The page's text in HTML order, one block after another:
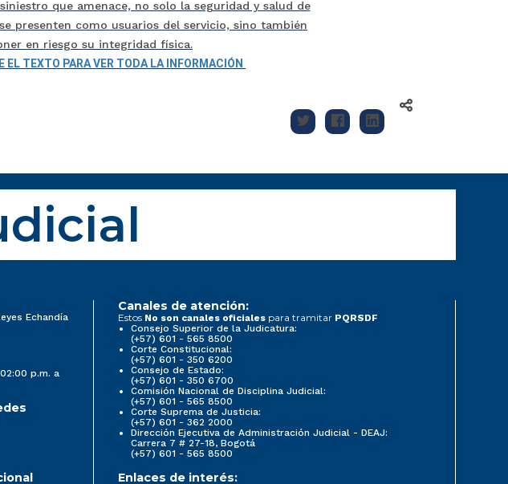
que amenace, no solo la seguridad y salud de
presenten como usuarios del servicio, sino también
en riesgo su integridad física.
EL TEXTO PARA VER TODA LA INFORMACIÓN
Echandía
p.m. a
Canales de atención:
Estos No son canales oficiales para tramitar PQRSDF
Consejo Superior de la Judicatura:
(+57) 601 - 565 8500
Corte Constitucional:
(+57) 601 - 350 6200
Consejo de Estado:
(+57) 601 - 350 6700
Comisión Nacional de Disciplina Judicial:
(+57) 601 - 565 8500
Corte Suprema de Justicia:
(+57) 601 - 362 2000
Dirección Ejecutiva de Administración Judicial - DEAJ:
Carrera 7 # 27-18, Bogotá
(+57) 601 - 565 8500
Enlaces de interés: